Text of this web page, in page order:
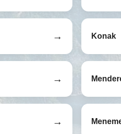
→
→
→
Konak